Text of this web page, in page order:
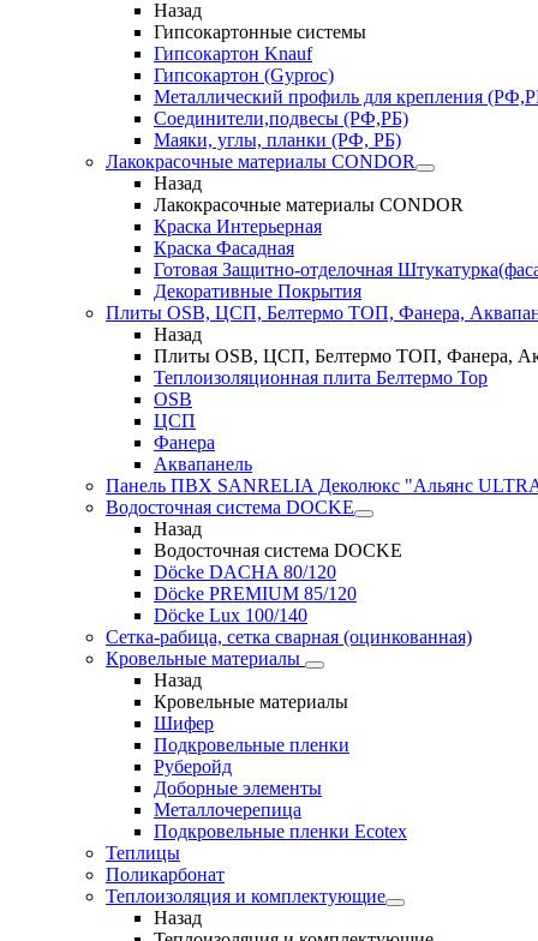
Назад
Гипсокартонные системы
Гипсокартон Knauf
Гипсокартон (Gyproc)
Металлический профиль для крепления
Соединители,подвесы (РФ,РБ)
Маяки, углы, планки (РФ, РБ)
Лакокрасочные материалы CONDOR
Назад
Лакокрасочные материалы CONDOR
Краска Интерьерная
Краска Фасадная
Готовая Защитно-отделочная
Декоративные Покрытия
Плиты OSB, ЦСП, Белтермо ТОП, Фанера,
Назад
Плиты OSB, ЦСП, Белтермо ТОП, Фанера,
Теплоизоляционная плита Белтермо Top
OSB
ЦСП
Фанера
Аквапанель
Панель ПВХ SANRELIA Деколюкс "Альянс
Водосточная система DOCKE
Назад
Водосточная система DOCKE
Döсkе DACHA 80/120
Döcke PREMIUM 85/120
Döсkе Luх 100/140
Сетка-рабица, сетка сварная (оцинкованная)
Кровельные материалы
Назад
Кровельные материалы
Шифер
Подкровельные пленки
Руберойд
Доборные элементы
Металлочерепица
Подкровельные пленки Ecotex
Теплицы
Поликарбонат
Теплоизоляция и комплектующие
Назад